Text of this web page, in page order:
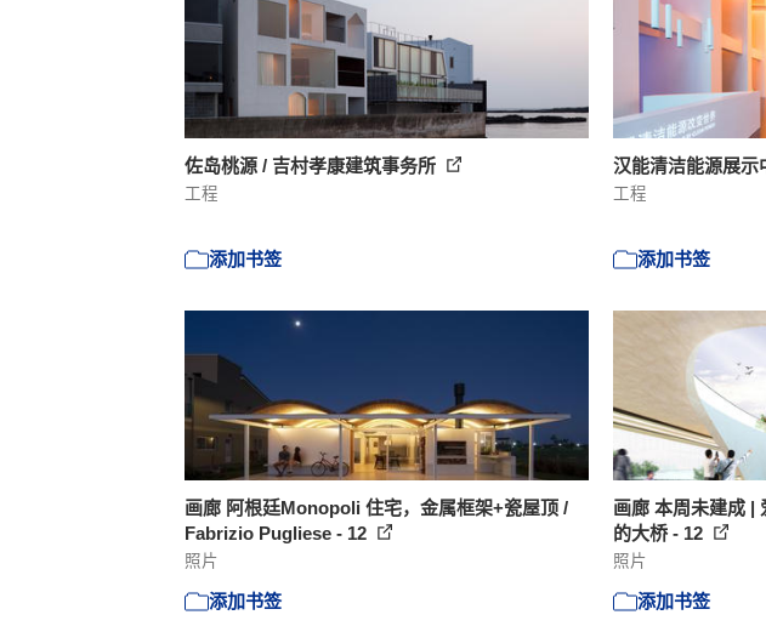
佐岛桃源 / 吉村孝康建筑事务所
工程
添加书签
汉能清洁能源展示
工程
添加书签
画廊 阿根廷Monopoli 住宅，金属框架+瓷屋顶 /
Fabrizio Pugliese - 12
照片
添加书签
画廊 本周未建成 |
的大桥 - 12
照片
添加书签